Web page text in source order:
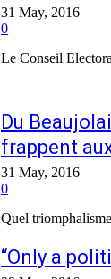
31 May, 2016
0
Le Conseil
Du
frappent
31 May, 2016
0
Quel
“Only a